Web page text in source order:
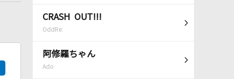
CRASH OUT!!!
OddRe:
阿修羅ちゃん
Ado